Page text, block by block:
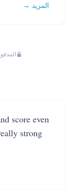
المزيد →
score even
strong